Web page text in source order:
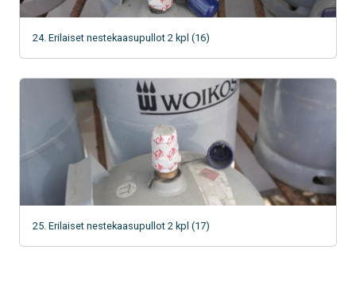
24. Erilaiset nestekaasupullot 2 kpl (16)
25. Erilaiset nestekaasupullot 2 kpl (17)